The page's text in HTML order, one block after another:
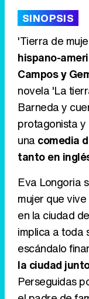
SINOPSIS
'Tierra de
hispano-
Campos y
novela 'La
Barneda y
protagonista
una comedia
tanto en
Eva Longoria
mujer que
en la ciudad
implica a toda
escándalo
la ciudad
Perseguidas